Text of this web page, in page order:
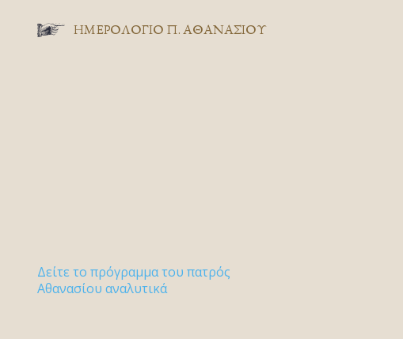
ΗΜΕΡΟΛΟΓΙΟ Π. ΑΘΑΝΑΣΙΟΥ
Δείτε το πρόγραμμα του πατρός
Αθανασίου αναλυτικά